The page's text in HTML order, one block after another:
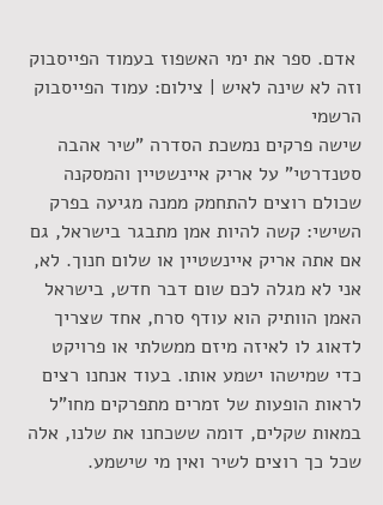
אדם. ספר את ימי האשפוז בעמוד הפייסבוק
וזה לא שינה לאיש | צילום: עמוד הפייסבוק
הרשמי
שישה פרקים נמשכת הסדרה "שיר אהבה
סטנדרטי" על אריק איינשטיין והמסקנה
שכולם רוצים להתחמק ממנה מגיעה בפרק
השישי: קשה להיות אמן מתבגר בישראל, גם
אם אתה אריק איינשטיין או שלום חנוך. לא,
אני לא מגלה לכם שום דבר חדש, בישראל
האמן הוותיק הוא עודף סרח, אחד שצריך
לדאוג לו לאיזה מיזם ממשלתי או פרויקט
כדי שמישהו ישמע אותו. בעוד אנחנו רצים
לראות הופעות של זמרים מתפרקים מחו"ל
במאות שקלים, דומה ששכחנו את שלנו, אלה
שכל כך רוצים לשיר ואין מי שישמע.